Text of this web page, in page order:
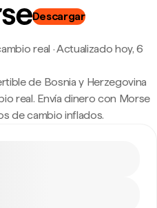
Descargar
real ·Actualizado hoy, 6
de Bosnia y Herzegovina
real. Envía dinero con Morse
de cambio inflados.